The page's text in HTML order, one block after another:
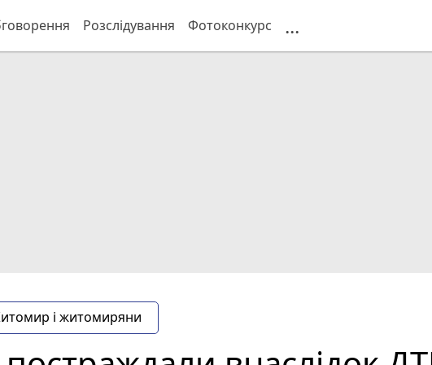
Розслідування Фотоконкурс ...
і житомиряни